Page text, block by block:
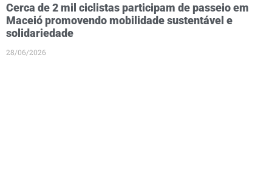
Cerca de 2 mil ciclistas participam de passeio em
Maceió promovendo mobilidade sustentável e
solidariedade
28/06/2026